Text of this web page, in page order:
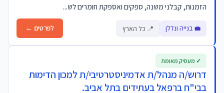
הזמנות, קבלני משנה, ספקים ואספקת חומרים לש...
💼 בנייה ונדלן 📍 כל הארץ לפרטים ←
דרוש/ה מנהל/ת אדמיניסטרטיבי/ת למכון הדימות
בבי"ח ברפאל בעתידים בתל אביב.
✓ מעסיק מאומת